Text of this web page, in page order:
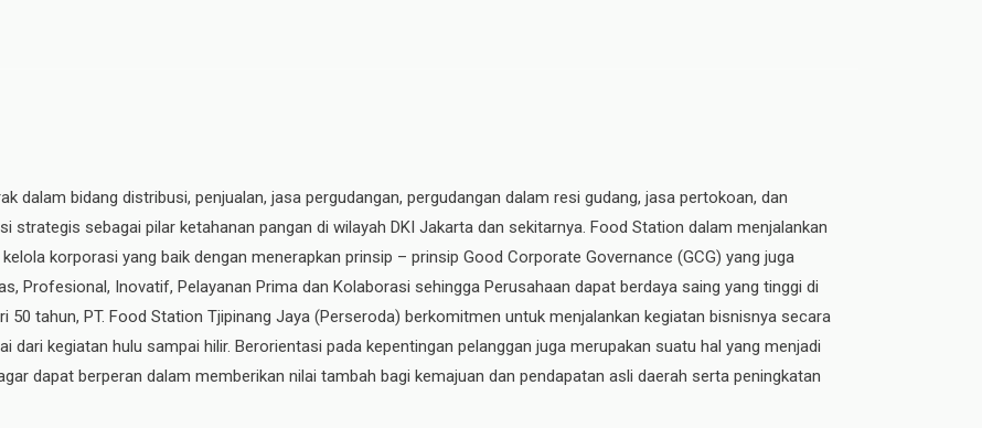
dalam bidang distribusi, penjualan, jasa pergudangan, pergudangan dalam resi gudang, jasa pertokoan, dan
strategis sebagai pilar ketahanan pangan di wilayah DKI Jakarta dan sekitarnya. Food Station dalam menjalankan
korporasi yang baik dengan menerapkan prinsip – prinsip Good Corporate Governance (GCG) yang juga
Profesional, Inovatif, Pelayanan Prima dan Kolaborasi sehingga Perusahaan dapat berdaya saing yang tinggi di
50 tahun, PT. Food Station Tjipinang Jaya (Perseroda) berkomitmen untuk menjalankan kegiatan bisnisnya secara
kegiatan hulu sampai hilir. Berorientasi pada kepentingan pelanggan juga merupakan suatu hal yang menjadi
dapat berperan dalam memberikan nilai tambah bagi kemajuan dan pendapatan asli daerah serta peningkatan